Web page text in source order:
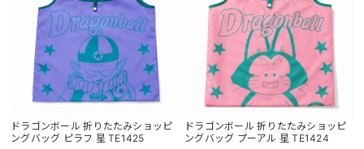
ドラゴンボール 折りたたみショッピ
ングバッグ ピラフ 星 TE1425
ドラゴンボール 折りたたみショッピ
ングバッグ プーアル 星 TE1424